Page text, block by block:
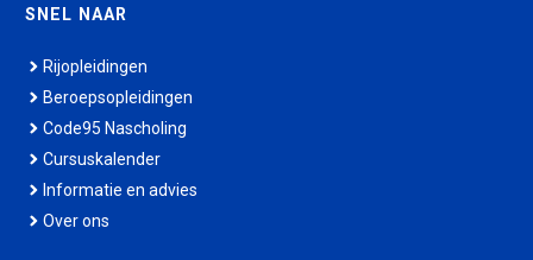
SNEL NAAR
Rijopleidingen
Beroepsopleidingen
Code95 Nascholing
Cursuskalender
Informatie en advies
Over ons